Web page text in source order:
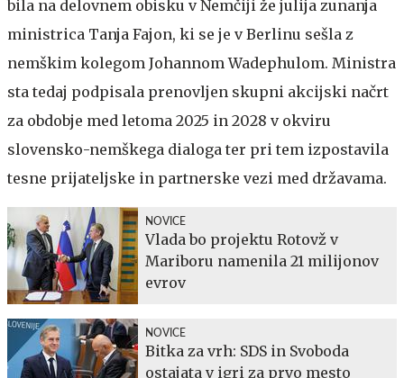
bila na delovnem obisku v Nemčiji že julija zunanja
ministrica Tanja Fajon, ki se je v Berlinu sešla z
nemškim kolegom Johannom Wadephulom. Ministra
sta tedaj podpisala prenovljen skupni akcijski načrt
za obdobje med letoma 2025 in 2028 v okviru
slovensko-nemškega dialoga ter pri tem izpostavila
tesne prijateljske in partnerske vezi med državama.
NOVICE
Vlada bo projektu Rotovž v
Mariboru namenila 21 milijonov
evrov
NOVICE
Bitka za vrh: SDS in Svoboda
ostajata v igri za prvo mesto